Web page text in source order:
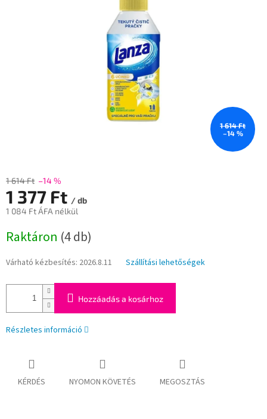
1 614 Ft
–14 %
1 614 Ft –14 %
1 377 Ft / db
1 084 Ft ÁFA nélkül
Raktáron (4 db)
Várható kézbesítés: 2026.8.11 Szállítási lehetőségek
Hozzáadás a kosárhoz
Részletes információ
KÉRDÉS NYOMON KÖVETÉS MEGOSZTÁS